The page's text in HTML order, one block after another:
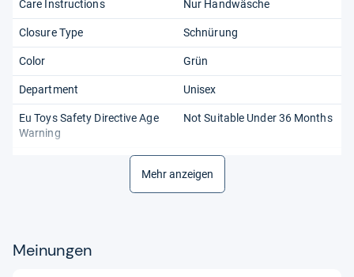
Care Instructions Nur Handwäsche
Closure Type Schnürung
Color Grün
Department Unisex
Eu Toys Safety Directive Age
Warning
Not Suitable Under 36 Months
Eu Toys Safety Directive
German
Fabric Type
Mehr anzeigen
Meinungen